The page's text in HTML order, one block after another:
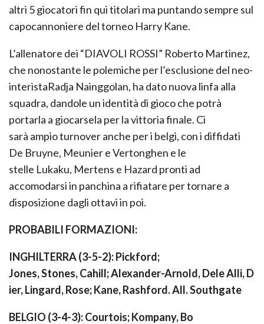
altri 5 giocatori fin qui titolari ma puntando sempre sul
capocannoniere del torneo Harry Kane.
L’allenatore dei “DIAVOLI ROSSI” Roberto Martinez,
che nonostante le polemiche per l’esclusione del neo-
interistaRadja Nainggolan, ha dato nuova linfa alla
squadra, dandole un identità di gioco che potrà
portarla a giocarsela per la vittoria finale. Ci
sarà ampioturnover anche per i belgi, con i diffidati
De Bruyne, MeuniereVertonghen e le
stelle Lukaku, Mertens e Hazard pronti ad
accomodarsi in panchina a rifiatare pertornare a
disposizione dagli ottavi in poi.
PROBABILI FORMAZIONI:
INGHILTERRA (3-5-2):Pickford;
Jones,Stones,Cahill; Alexander-Arnold,DeleAlli,D
ier,Lingard, Rose; Kane,Rashford.All.Southgate
BELGIO (3-4-3):Courtois;Kompany,Bo